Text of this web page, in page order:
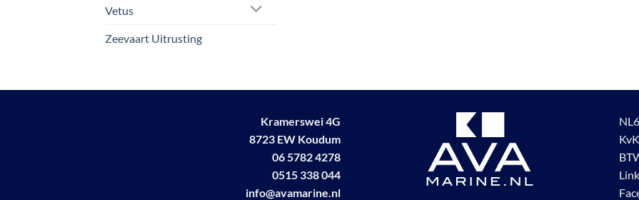
Vetus
Zeevaart Uitrusting
Kramerswei 4G
8723 EW Koudum
06 5782 4278
0515 338 044
info@avamarine.nl